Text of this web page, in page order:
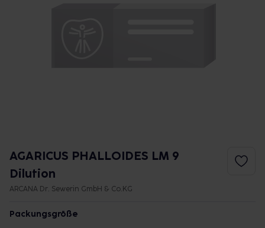
AGARICUS PHALLOIDES LM 9
Dilution
ARCANA Dr. Sewerin GmbH & Co.KG
Packungsgröße